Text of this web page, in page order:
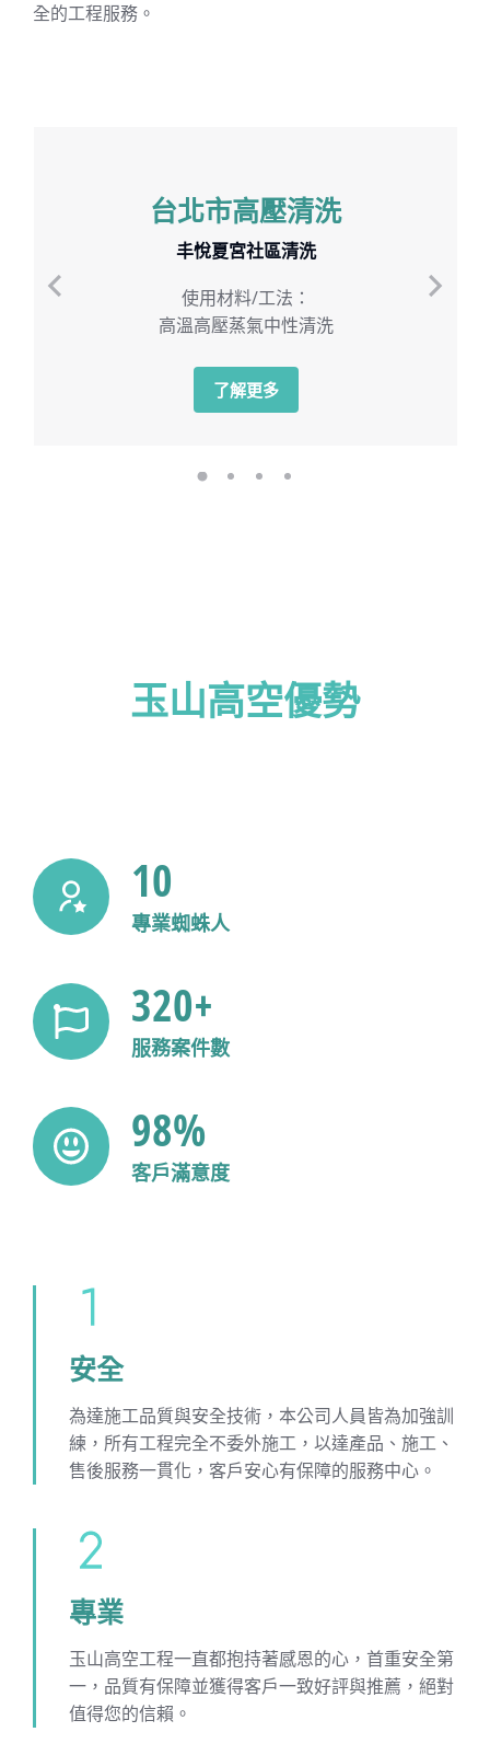
全的工程服務。
台北市高壓清洗
丰悅夏宮社區清洗
使用材料/工法：
高溫高壓蒸氣中性清洗
了解更多
玉山高空優勢
10
專業蜘蛛人
320+
服務案件數
98%
客戶滿意度
安全
為達施工品質與安全技術，本公司人員皆為加強訓
練，所有工程完全不委外施工，以達產品、施工、
售後服務一貫化，客戶安心有保障的服務中心。
專業
玉山高空工程一直都抱持著感恩的心，首重安全第
一，品質有保障並獲得客戶一致好評與推薦，絕對
值得您的信賴。